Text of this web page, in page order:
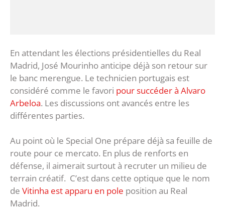
En attendant les élections présidentielles du Real
Madrid, José Mourinho anticipe déjà son retour sur
le banc merengue. Le technicien portugais est
considéré comme le favori pour succéder à Alvaro
Arbeloa. Les discussions ont avancés entre les
différentes parties.
Au point où le Special One prépare déjà sa feuille de
route pour ce mercato. En plus de renforts en
défense, il aimerait surtout à recruter un milieu de
terrain créatif. C’est dans cette optique que le nom
de Vitinha est apparu en pole position au Real
Madrid.